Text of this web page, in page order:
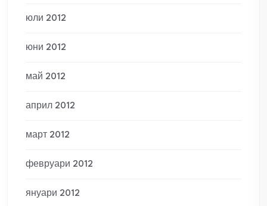
юли 2012
юни 2012
май 2012
април 2012
март 2012
февруари 2012
януари 2012